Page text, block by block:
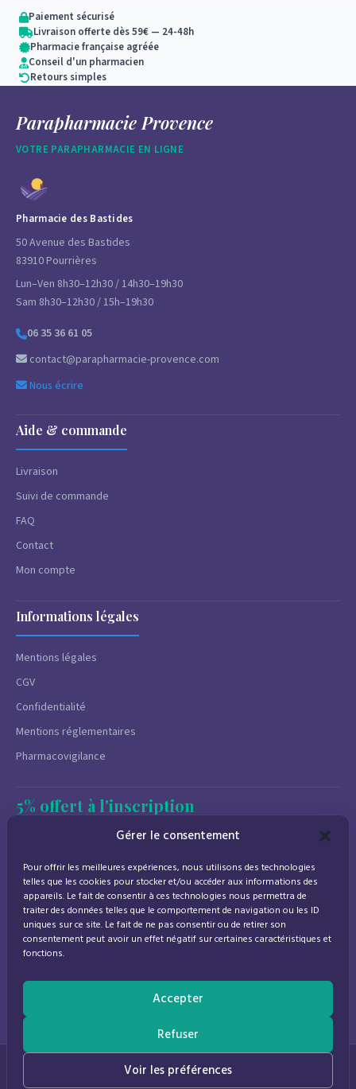
Gérer le consentement
Pour offrir les meilleures expériences, nous utilisons des technologies
telles que les cookies pour stocker et/ou accéder aux informations des
appareils. Le fait de consentir à ces technologies nous permettra de
traiter des données telles que le comportement de navigation ou les ID
uniques sur ce site. Le fait de ne pas consentir ou de retirer son
consentement peut avoir un effet négatif sur certaines caractéristiques et
fonctions.
Accepter
Refuser
Voir les préférences
Paiement sécurisé
Livraison offerte dès 59€ — 24-48h
Pharmacie française agréée
Conseil d'un pharmacien
Retours simples
Parapharmacie Provence
VOTRE PARAPHARMACIE EN LIGNE
Pharmacie des Bastides
50 Avenue des Bastides
83910 Pourrières
Lun–Ven 8h30–12h30 / 14h30–19h30
Sam 8h30–12h30 / 15h–19h30
06 35 36 61 05
contact@parapharmacie-provence.com
Nous écrire
Aide & commande
Livraison
Suivi de commande
FAQ
Contact
Mon compte
Informations légales
Mentions légales
CGV
Confidentialité
Mentions réglementaires
Pharmacovigilance
5% offert à l'inscription
Désinscription à tout moment.
J'accepte de recevoir des emails marketing conformément à la